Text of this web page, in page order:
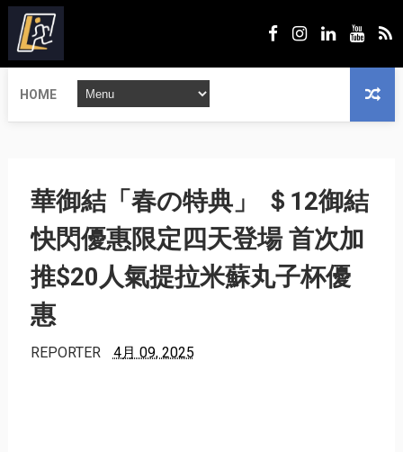
HOME
華御結「春の特典」 ＄12御結
快閃優惠限定四天登場 首次加
推$20人氣提拉米蘇丸子杯優
惠
REPORTER 4月 09, 2025